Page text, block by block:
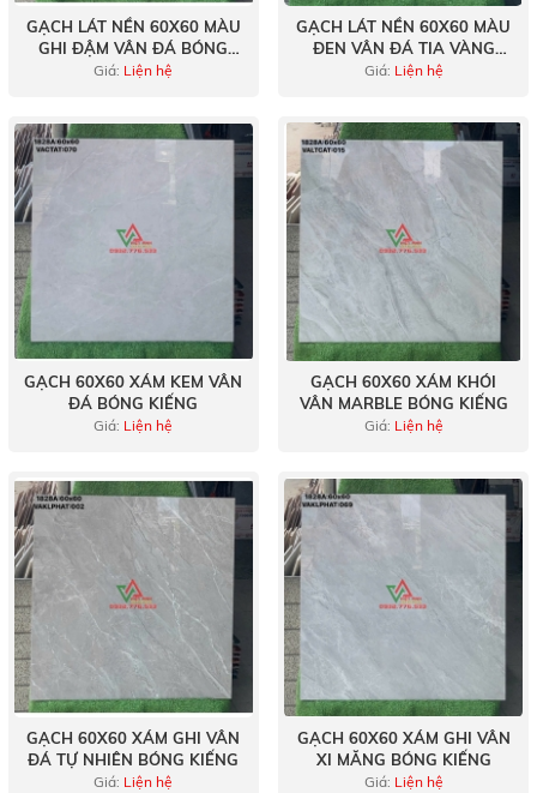
GẠCH LÁT NỀN 60X60 MÀU
GHI ĐẬM VÂN ĐÁ BÓNG
KÍNH
Giá: Liện hệ
GẠCH LÁT NỀN 60X60 MÀU
ĐEN VÂN ĐÁ TIA VÀNG
BÓNG KÍNH
Giá: Liện hệ
GẠCH 60X60 XÁM KEM VÂN
ĐÁ BÓNG KIẾNG
Giá: Liện hệ
GẠCH 60X60 XÁM KHÓI
VÂN MARBLE BÓNG KIẾNG
Giá: Liện hệ
GẠCH 60X60 XÁM GHI VÂN
ĐÁ TỰ NHIÊN BÓNG KIẾNG
Giá: Liện hệ
GẠCH 60X60 XÁM GHI VÂN
XI MĂNG BÓNG KIẾNG
Giá: Liện hệ